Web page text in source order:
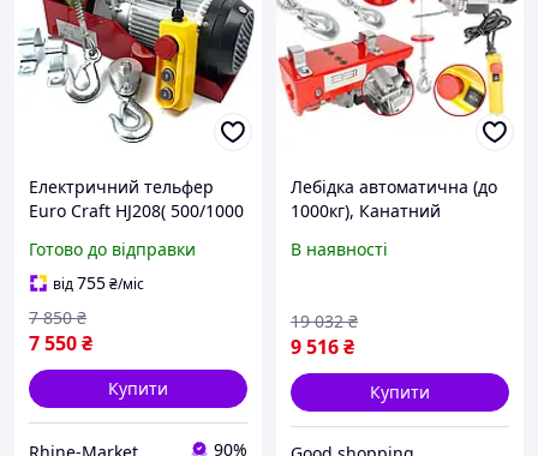
Електричний тельфер
Euro Craft HJ208( 500/1000
Готово до відправки
від755₴/міс
7 550₴
7 850 ₴
Купити
Rhine-Market 90%
Лебідка автоматична (до
1000кг), Канатний
підйому вантажів,
В наявності
9 516₴
19 032 ₴
Купити